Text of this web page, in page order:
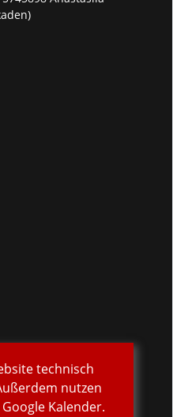
technisch
nutzen
Kalender.